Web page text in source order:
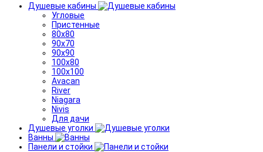
Душевые кабины
Угловые
Пристенные
80x80
90x70
90x90
100x80
100x100
Avacan
River
Niagara
Nivis
Для дачи
Душевые уголки
Ванны
Панели и стойки